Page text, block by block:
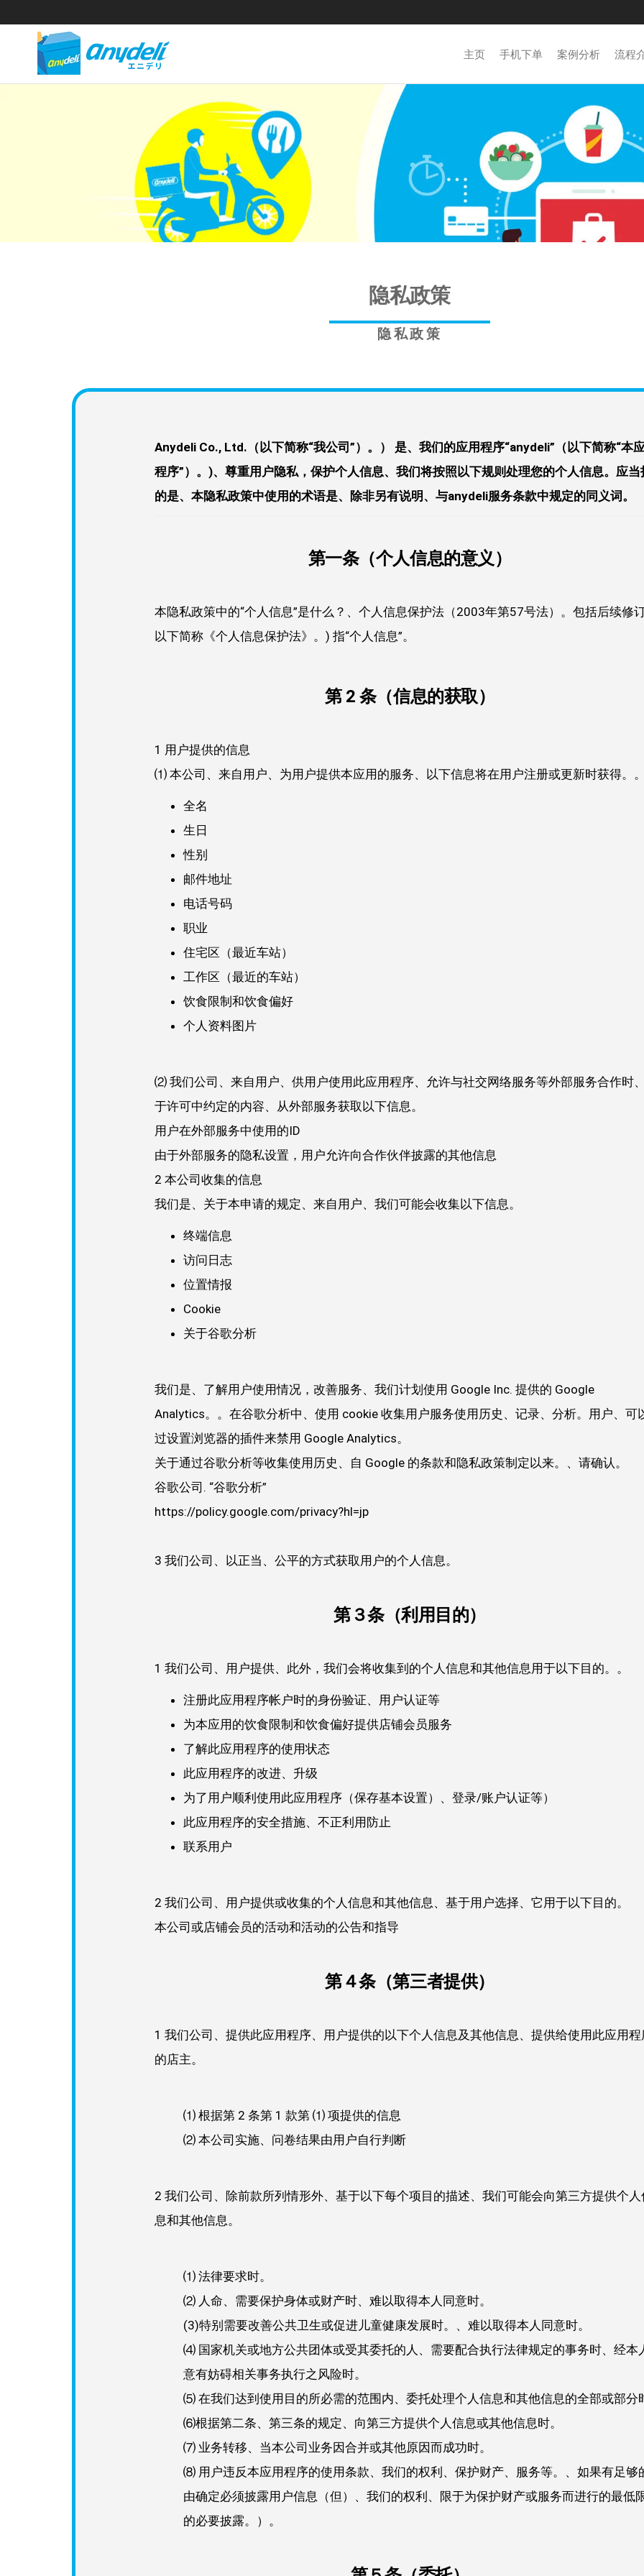
得
利
有
限
公
司
官
方
价
餐
服
务
主页 手机下单 案例分析 流程
隐私政策
隐私政策
Anydeli Co., Ltd.（以下简称“我公司”）。） 是、我们的应用程序“anydeli”（以下简称“本
程序”）。)、尊重用户隐私，保护个人信息、我们将按照以下规则处理您的个人信息。应当
的是、本隐私政策中使用的术语是、除非另有说明、与anydeli服务条款中规定的同义词。
第一条（个人信息的意义）
本隐私政策中的“个人信息”是什么？、个人信息保护法（2003年第57号法）。包括后续修
以下简称《个人信息保护法》。) 指“个人信息”。
第 2 条（信息的获取）
1 用户提供的信息
⑴ 本公司、来自用户、为用户提供本应用的服务、以下信息将在用户注册或更新时获得。
全名
生日
性别
邮件地址
电话号码
职业
住宅区（最近车站）
工作区（最近的车站）
饮食限制和饮食偏好
个人资料图片
⑵ 我们公司、来自用户、供用户使用此应用程序、允许与社交网络服务等外部服务合作时
于许可中约定的内容、从外部服务获取以下信息。
用户在外部服务中使用的ID
由于外部服务的隐私设置，用户允许向合作伙伴披露的其他信息
2 本公司收集的信息
我们是、关于本申请的规定、来自用户、我们可能会收集以下信息。
终端信息
访问日志
位置情报
Cookie
关于谷歌分析
我们是、了解用户使用情况，改善服务、我们计划使用 Google Inc. 提供的 Google
Analytics。。在谷歌分析中、使用 cookie 收集用户服务使用历史、记录、分析。用户、可
过设置浏览器的插件来禁用 Google Analytics。
关于通过谷歌分析等收集使用历史、自 Google 的条款和隐私政策制定以来。、请确认。
谷歌公司. “谷歌分析”
https://policy.google.com/privacy?hl=jp
3 我们公司、以正当、公平的方式获取用户的个人信息。
第３条（利用目的）
1 我们公司、用户提供、此外，我们会将收集到的个人信息和其他信息用于以下目的。。
注册此应用程序帐户时的身份验证、用户认证等
为本应用的饮食限制和饮食偏好提供店铺会员服务
了解此应用程序的使用状态
此应用程序的改进、升级
为了用户顺利使用此应用程序（保存基本设置）、登录/账户认证等）
此应用程序的安全措施、不正利用防止
联系用户
2 我们公司、用户提供或收集的个人信息和其他信息、基于用户选择、它用于以下目的。
本公司或店铺会员的活动和活动的公告和指导
第４条（第三者提供）
1 我们公司、提供此应用程序、用户提供的以下个人信息及其他信息、提供给使用此应用程
的店主。
⑴ 根据第 2 条第 1 款第 ⑴ 项提供的信息
⑵ 本公司​​实施、问卷结果由用户自行判断
2 我们公司、除前款所列情形外、基于以下每个项目的描述、我们可能会向第三方提供个人
息和其他信息。
⑴ 法律要求时。
⑵ 人命、需要保护身体或财产时、难以取得本人同意时。
(3)特别需要改善公共卫生或促进儿童健康发展时。、难以取得本人同意时。
⑷ 国家机关或地方公共团体或受其委托的人、需要配合执行法律规定的事务时、经本
意有妨碍相关事务执行之风险时。
⑸ 在我们达到使用目的所必需的范围内、委托处理个人信息和其他信息的全部或部分
⑹根据第二条、第三条的规定、向第三方提供个人信息或其他信息时。
⑺ 业务转移、当本公司业务因合并或其他原因而成功时。
⑻ 用户违反本应用程序的使用条款、我们的权利、保护财产、服务等。、如果有足够
由确定必须披露用户信息（但）、我们的权利、限于为保护财产或服务而进行的最低
的必要披露。）。